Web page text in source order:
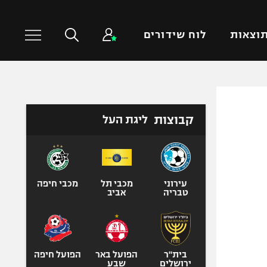
תוצאות לוח שידורים
טניס
כדורעף
ספורט אולימפי
קבוצות ליגת העל
עירוני
טבריה
מכבי תל
אביב
מכבי חיפה
בית"ר
ירושלים
הפועל באר
שבע
הפועל חיפה